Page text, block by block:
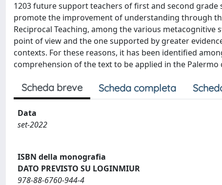
1203 future support teachers of first and second
promote the improvement of understanding through
Reciprocal Teaching, among the various
point of view and the one supported by greater
contexts. For these reasons, it has been identified
comprehension of the text to be applied in the Palermo
Scheda breve Scheda completa
Data
set-2022
ISBN della monografia
DATO PREVISTO SU LOGINMIUR
978-88-6760-944-4